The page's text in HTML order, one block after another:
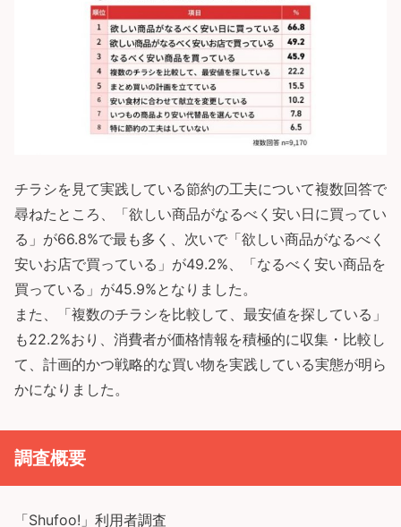
チラシを見て実践している節約の工夫について複数回答で
尋ねたところ、「欲しい商品がなるべく安い日に買ってい
る」が66.8%で最も多く、次いで「欲しい商品がなるべく
安いお店で買っている」が49.2%、「なるべく安い商品を
買っている」が45.9%となりました。
また、「複数のチラシを比較して、最安値を探している」
も22.2%おり、消費者が価格情報を積極的に収集・比較し
て、計画的かつ戦略的な買い物を実践している実態が明ら
かになりました。
調査概要
「Shufoo!」利用者調査